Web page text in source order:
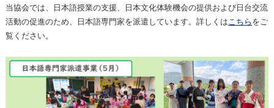
当協会では、日本語授業の支援、日本文化体験機会の提供および日台交流
活動の促進のため、日本語専門家を派遣しています。詳しくはこちら をご
覧ください。